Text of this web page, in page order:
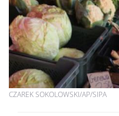
CZAREK SOKOLOWSKI/AP/SIPA